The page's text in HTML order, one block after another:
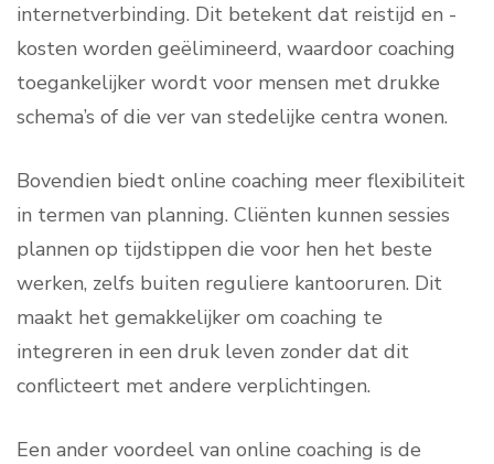
internetverbinding. Dit betekent dat reistijd en -
kosten worden geëlimineerd, waardoor coaching
toegankelijker wordt voor mensen met drukke
schema’s of die ver van stedelijke centra wonen.
Bovendien biedt online coaching meer flexibiliteit
in termen van planning. Cliënten kunnen sessies
plannen op tijdstippen die voor hen het beste
werken, zelfs buiten reguliere kantooruren. Dit
maakt het gemakkelijker om coaching te
integreren in een druk leven zonder dat dit
conflicteert met andere verplichtingen.
Een ander voordeel van online coaching is de